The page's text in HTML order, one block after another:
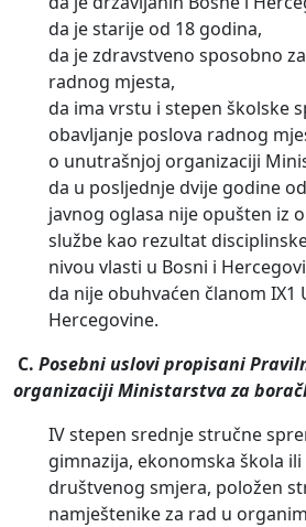
da je starije od 18 godina,
da je zdravstveno sposobno
radnog mjesta,
da ima vrstu i stepen školske
obavljanje poslova radnog
о unutrašnjoj organizaciji
da u posljednje dvije godine
javnog oglasa nije opušten iz
službe kao rezultat
nivou vlasti u Bosni i
da nije obuhvaćen članom IX1
Hercegovine.
C. Posebni uslovi propisani
organizaciji Ministarstva za
IV stepen srednje stručne
gimnazija, ekonomska škola
društvenog smjera, položen
namještenike za rad u